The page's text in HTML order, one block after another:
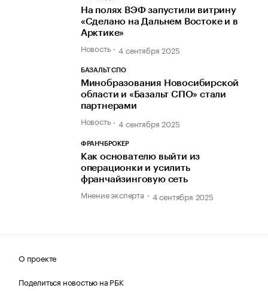
На полях ВЭФ запустили витрину
«Сделано на Дальнем Востоке и в
Арктике»
Новость 4 сентября 2025
БАЗАЛЬТ СПО
Минобразования Новосибирской
области и «Базальт СПО» стали
партнерами
Новость 4 сентября 2025
ФРАНЧБРОКЕР
Как основателю выйти из
операционки и усилить
франчайзинговую сеть
Мнение эксперта 4 сентября 2025
О проекте
Поделиться новостью на РБК